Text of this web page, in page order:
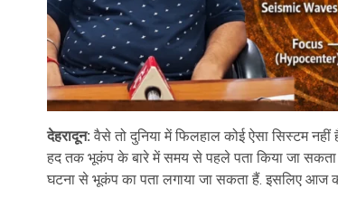
देहरादून: वैसे तो दुनिया में फिलहाल कोई ऐसा सिस्टम
हद तक भूकंप के बारे में समय से पहले पता किया जा सकता
घटना से भूकंप का पता लगाया जा सकता हैं. इसलिए